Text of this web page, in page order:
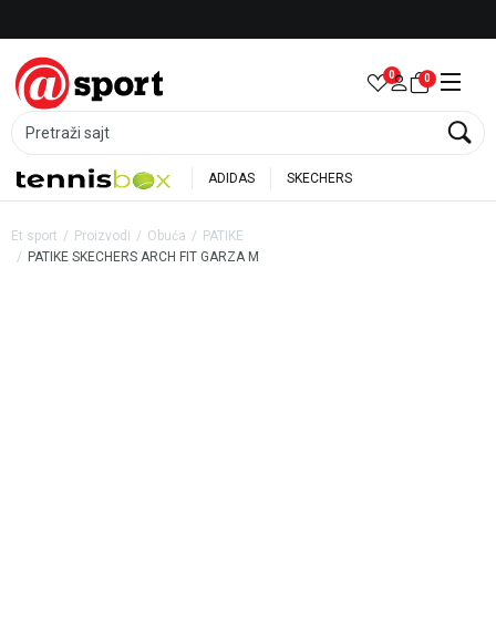
Pretraži sajt
0 0
ADIDAS SKECHERS
Et sport Proizvodi Obuća
PATIKE
PATIKE SKECHERS ARCH FIT GARZA M